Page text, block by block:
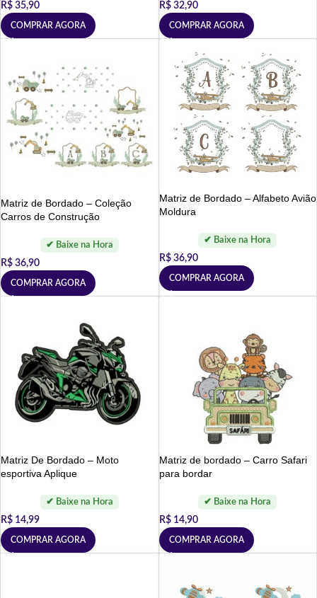
R$ 35,90
COMPRAR AGORA
R$32,90
COMPRAR AGORA
Matriz de Bordado – Coleção
Carros de Construção
R$ 36,90
COMPRAR AGORA
Matriz de Bordado – Alfabeto Avião
Moldura
R$36,90
COMPRAR AGORA
Matriz De Bordado – Moto
esportiva Aplique
R$ 14,99
COMPRAR AGORA
Matriz de bordado – Carro Safari
para bordar
R$14,90
COMPRAR AGORA